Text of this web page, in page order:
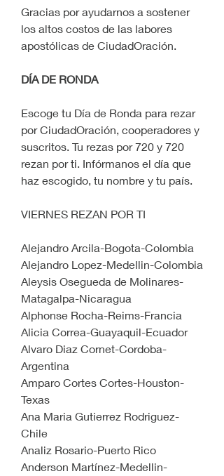
Gracias por ayudarnos a sostener
los altos costos de las labores
apostólicas de CiudadOración.
DÍA DE RONDA
Escoge tu Día de Ronda para rezar
por CiudadOración, cooperadores y
suscritos. Tu rezas por 720 y 720
rezan por ti. Infórmanos el día que
haz escogido, tu nombre y tu país.
VIERNES REZAN POR TI
Alejandro Arcila-Bogota-Colombia
Alejandro Lopez-Medellin-Colombia
Aleysis Osegueda de Molinares-
Matagalpa-Nicaragua
Alphonse Rocha-Reims-Francia
Alicia Correa-Guayaquil-Ecuador
Alvaro Diaz Cornet-Cordoba-
Argentina
Amparo Cortes Cortes-Houston-
Texas
Ana Maria Gutierrez Rodriguez-
Chile
Analiz Rosario-Puerto Rico
Anderson Martínez-Medellin-